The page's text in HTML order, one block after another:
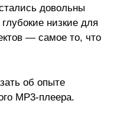
довольны
низкие для
— самое то, что
об опыте
MP3-плеера.